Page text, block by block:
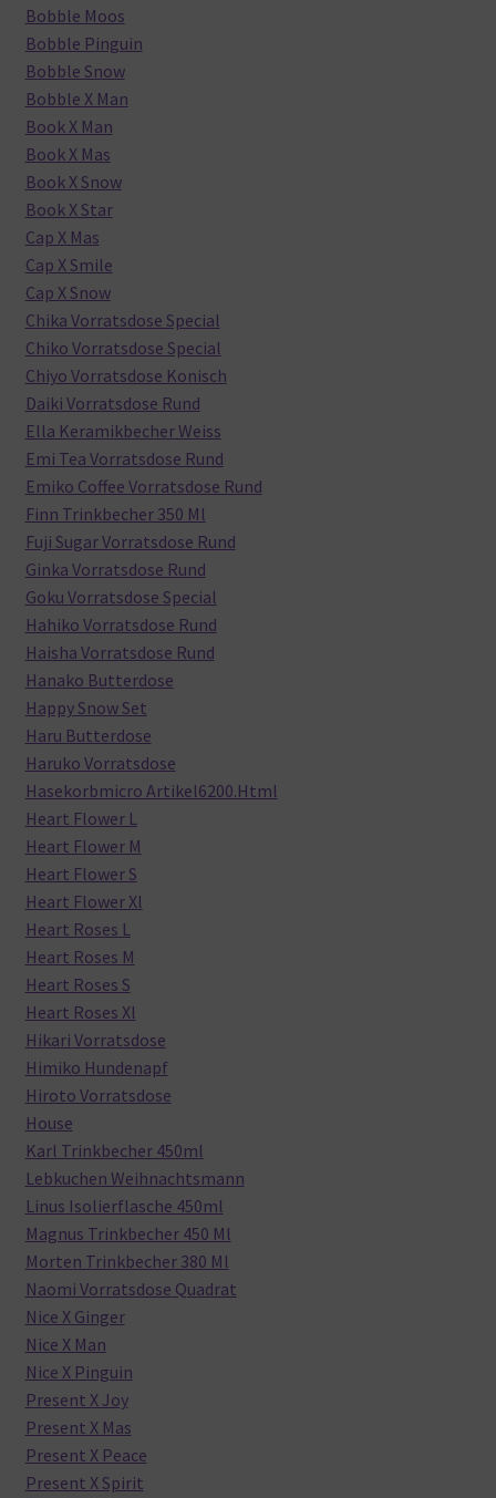
Bobble Moos
Bobble Pinguin
Bobble Snow
Bobble X Man
Book X Man
Book X Mas
Book X Snow
Book X Star
Cap X Mas
Cap X Smile
Cap X Snow
Chika Vorratsdose Special
Chiko Vorratsdose Special
Chiyo Vorratsdose Konisch
Daiki Vorratsdose Rund
Ella Keramikbecher Weiss
Emi Tea Vorratsdose Rund
Emiko Coffee Vorratsdose Rund
Finn Trinkbecher 350 Ml
Fuji Sugar Vorratsdose Rund
Ginka Vorratsdose Rund
Goku Vorratsdose Special
Hahiko Vorratsdose Rund
Haisha Vorratsdose Rund
Hanako Butterdose
Happy Snow Set
Haru Butterdose
Haruko Vorratsdose
Hasekorbmicro Artikel6200.Html
Heart Flower L
Heart Flower M
Heart Flower S
Heart Flower Xl
Heart Roses L
Heart Roses M
Heart Roses S
Heart Roses Xl
Hikari Vorratsdose
Himiko Hundenapf
Hiroto Vorratsdose
House
Karl Trinkbecher 450ml
Lebkuchen Weihnachtsmann
Linus Isolierflasche 450ml
Magnus Trinkbecher 450 Ml
Morten Trinkbecher 380 Ml
Naomi Vorratsdose Quadrat
Nice X Ginger
Nice X Man
Nice X Pinguin
Present X Joy
Present X Mas
Present X Peace
Present X Spirit